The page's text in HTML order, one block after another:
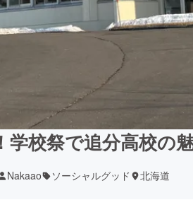
校祭で追分高校の
Nakaao ソーシャルグッド 北海道